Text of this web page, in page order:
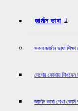
জার্মান ভাষা
সকল জার্মান ভাষা
দেশের কোথায় শিখবেন
জার্মান ভাষা শেখা কোর্স